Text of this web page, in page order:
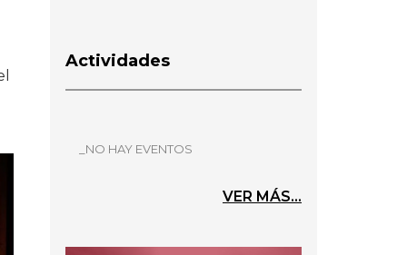
Actividades
_NO HAY EVENTOS
VER MÁS...